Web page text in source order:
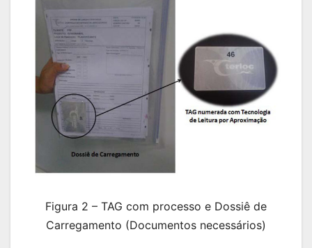
Figura 2 – TAG com processo e Dossiê de
Carregamento (Documentos necessários)